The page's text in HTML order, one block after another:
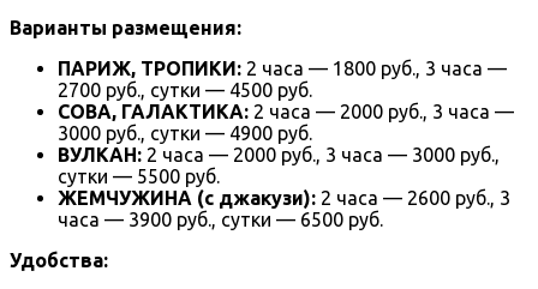
Варианты размещения:
ПАРИЖ, ТРОПИКИ: 2 часа — 1800 руб., 3 часа —
2700 руб., сутки — 4500 руб.
СОВА, ГАЛАКТИКА: 2 часа — 2000 руб., 3 часа —
3000 руб., сутки — 4900 руб.
ВУЛКАН: 2 часа — 2000 руб., 3 часа — 3000 руб.,
сутки — 5500 руб.
ЖЕМЧУЖИНА (с джакузи): 2 часа — 2600 руб., 3
часа — 3900 руб., сутки — 6500 руб.
Удобства: